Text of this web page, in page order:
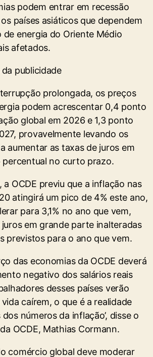
podem entrar em recessão
países asiáticos que dependem
energia do Oriente Médio
afetados.
publicidade
prolongada, os preços
podem acrescentar 0,4 ponto
global em 2026 e 1,3 ponto
provavelmente levando os
aumentar as taxas de juros em
percentual ​no curto prazo.
a OCDE previu que a inflação nas
atingirá um pico de 4% este ano,
para 3,1% no ano que vem,
em grande parte inalteradas
previstos para o ano que vem.
das economias da OCDE deverá
negativo dos salários reais
desses países verão
caírem, o que é a realidade
​números da inflação’, disse o
OCDE, Mathias Cormann.
comércio global deve moderar